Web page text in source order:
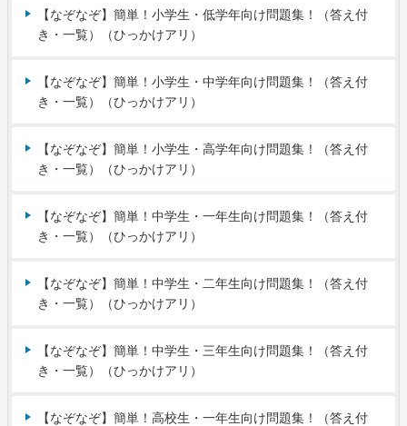
【なぞなぞ】簡単！小学生・低学年向け問題集！（答え付
き・一覧）（ひっかけアリ）
【なぞなぞ】簡単！小学生・中学年向け問題集！（答え付
き・一覧）（ひっかけアリ）
【なぞなぞ】簡単！小学生・高学年向け問題集！（答え付
き・一覧）（ひっかけアリ）
【なぞなぞ】簡単！中学生・一年生向け問題集！（答え付
き・一覧）（ひっかけアリ）
【なぞなぞ】簡単！中学生・二年生向け問題集！（答え付
き・一覧）（ひっかけアリ）
【なぞなぞ】簡単！中学生・三年生向け問題集！（答え付
き・一覧）（ひっかけアリ）
【なぞなぞ】簡単！高校生・一年生向け問題集！（答え付